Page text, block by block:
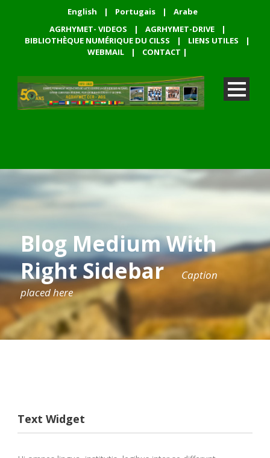
English | Portugais |
Arabe
AGRHYMET- VIDEOS
| AGRHYMET-DRIVE
|
BIBLIOTHÈQUE NUMÉRIQUE DU CILSS
| LIENS UTILES
|
WEBMAIL
| CONTACT |
Blog Medium With
Right Sidebar
Caption
placed here
Text Widget